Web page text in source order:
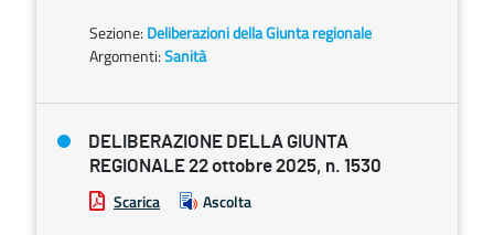
Sezione: Deliberazioni della Giunta regionale
Argomenti:Sanità
DELIBERAZIONE DELLA GIUNTA
REGIONALE 22 ottobre 2025, n. 1530
Scarica Ascolta